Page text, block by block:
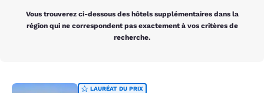
Vous trouverez ci-dessous des hôtels supplémentaires dans la
région qui ne correspondent pas exactement à vos critères de
recherche.
LAURÉAT DU PRIX